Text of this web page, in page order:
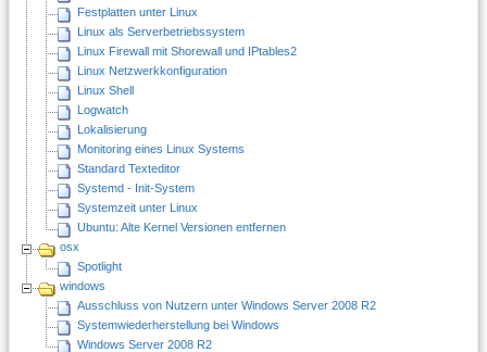
Festplatten unter Linux
Linux als Serverbetriebssystem
Linux Firewall mit Shorewall und IPtables2
Linux Netzwerkkonfiguration
Linux Shell
Logwatch
Lokalisierung
Monitoring eines Linux Systems
Standard Texteditor
Systemd - Init-System
Systemzeit unter Linux
Ubuntu: Alte Kernel Versionen entfernen
osx
Spotlight
windows
Ausschluss von Nutzern unter Windows Server 2008 R2
Systemwiederherstellung bei Windows
Windows Server 2008 R2